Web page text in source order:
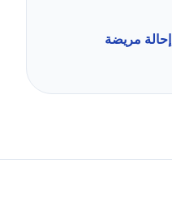
إحالة مريضة